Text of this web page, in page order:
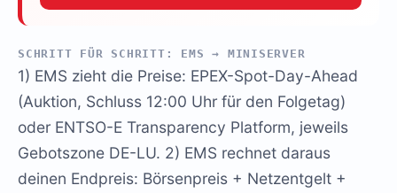
SCHRITT FÜR SCHRITT: EMS → MINISERVER
1) EMS zieht die Preise: EPEX-Spot-Day-Ahead
(Auktion, Schluss 12:00 Uhr für den Folgetag)
oder ENTSO-E Transparency Platform, jeweils
Gebotszone DE-LU. 2) EMS rechnet daraus
deinen Endpreis: Börsenpreis + Netzentgelt +